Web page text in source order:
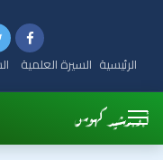
الرئيسية السيرة العلمية